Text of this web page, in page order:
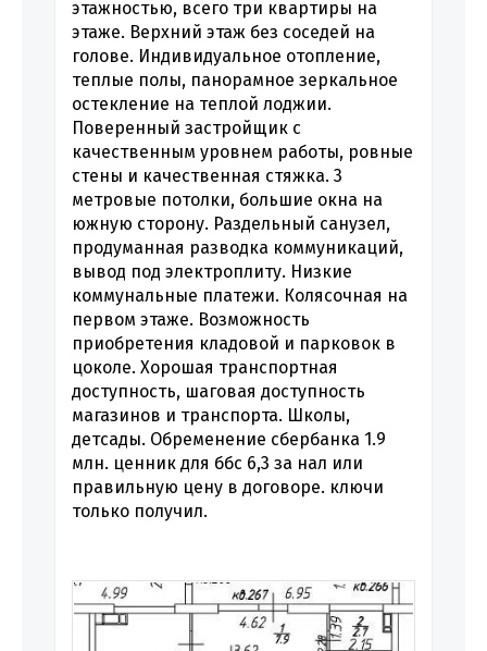
этажностью, всего три квартиры на
этаже. Верхний этаж без соседей на
голове. Индивидуальное отопление,
теплые полы, панорамное зеркальное
остекление на теплой лоджии.
Поверенный застройщик с
качественным уровнем работы, ровные
стены и качественная стяжка. 3
метровые потолки, большие окна на
южную сторону. Раздельный санузел,
продуманная разводка коммуникаций,
вывод под электроплиту. Низкие
коммунальные платежи. Колясочная на
первом этаже. Возможность
приобретения кладовой и парковок в
цоколе. Хорошая транспортная
доступность, шаговая доступность
магазинов и транспорта. Школы,
детсады. Обременение сбербанка 1.9
млн. ценник для ббс 6,3 за нал или
правильную цену в договоре. ключи
только получил.